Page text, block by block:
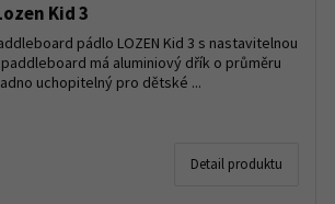
Kid 3
pádlo LOZEN Kid 3 s nastavitelnou
má aluminiový dřík o průměru
uchopitelný pro dětské ...
Detail produktu